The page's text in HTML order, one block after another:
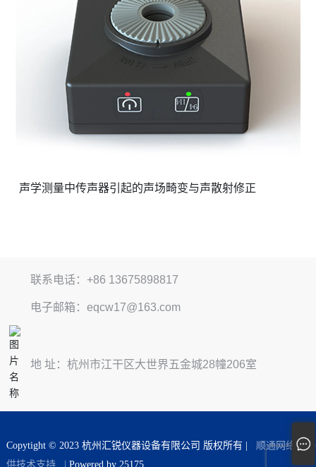
声学测量中传声器引起的声场畸变与声散射修正
联系电话：+86 13675898817
电子邮箱：eqcw17@163.com
地 址：杭州市江干区大世界五金城28幢206室
Copytight © 2023 杭州汇锐仪器设备有限公司 版权所有 |
顺通网络提
供技术支持| Powered by 25175